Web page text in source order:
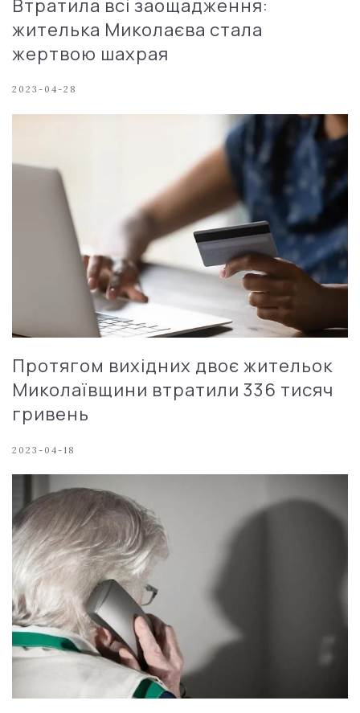
Втратила всі заощадження:
жителька Миколаєва стала
жертвою шахрая
2023-04-28
Протягом вихідних двоє жительок
Миколаївщини втратили 336 тисяч
гривень
2023-04-18